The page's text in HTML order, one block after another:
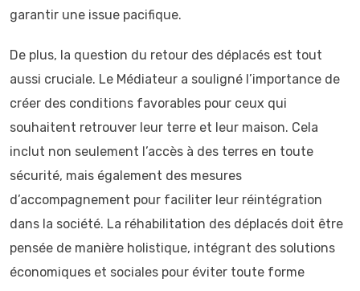
garantir une issue pacifique.
De plus, la question du retour des déplacés est tout
aussi cruciale. Le Médiateur a souligné l’importance de
créer des conditions favorables pour ceux qui
souhaitent retrouver leur terre et leur maison. Cela
inclut non seulement l’accès à des terres en toute
sécurité, mais également des mesures
d’accompagnement pour faciliter leur réintégration
dans la société. La réhabilitation des déplacés doit être
pensée de manière holistique, intégrant des solutions
économiques et sociales pour éviter toute forme